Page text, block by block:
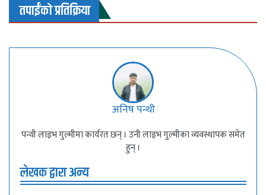
तपाईंको प्रतिक्रिया
अनिष पन्थी
पन्थी लाइभ गुल्मीमा कार्यरत छन् । उनी लाइभ गुल्मीका व्यवस्थापक समेत
हुन् ।
लेखक द्वारा अन्य